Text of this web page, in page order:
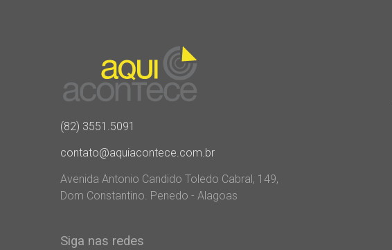
(82) 3551.5091
contato@aquiacontece.com.br
Avenida Antonio Candido Toledo Cabral, 149,
Dom Constantino. Penedo - Alagoas
Siga nas redes